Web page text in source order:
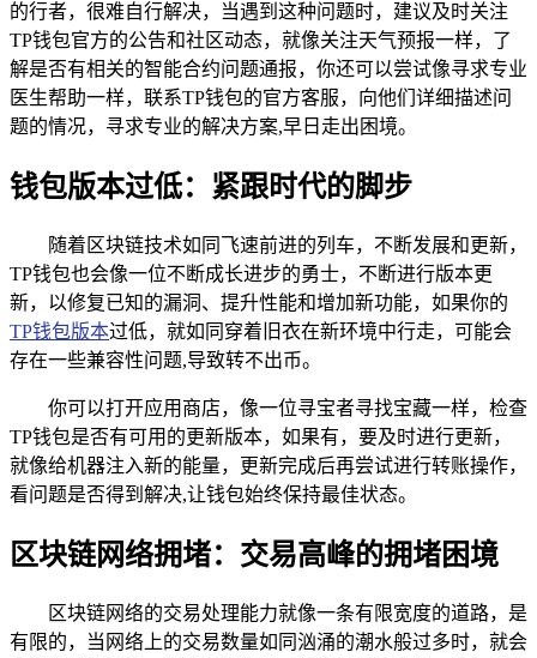
的行者，很难自行解决，当遇到这种问题时，建议及时关注
TP钱包官方的公告和社区动态，就像关注天气预报一样，了
解是否有相关的智能合约问题通报，你还可以尝试像寻求专业
医生帮助一样，联系TP钱包的官方客服，向他们详细描述问
题的情况，寻求专业的解决方案,早日走出困境。
钱包版本过低：紧跟时代的脚步
随着区块链技术如同飞速前进的列车，不断发展和更新，
TP钱包也会像一位不断成长进步的勇士，不断进行版本更
新，以修复已知的漏洞、提升性能和增加新功能，如果你的
TP钱包版本过低，就如同穿着旧衣在新环境中行走，可能会
存在一些兼容性问题,导致转不出币。
你可以打开应用商店，像一位寻宝者寻找宝藏一样，检查
TP钱包是否有可用的更新版本，如果有，要及时进行更新，
就像给机器注入新的能量，更新完成后再尝试进行转账操作，
看问题是否得到解决,让钱包始终保持最佳状态。
区块链网络拥堵：交易高峰的拥堵困境
区块链网络的交易处理能力就像一条有限宽度的道路，是
有限的，当网络上的交易数量如同汹涌的潮水般过多时，就会